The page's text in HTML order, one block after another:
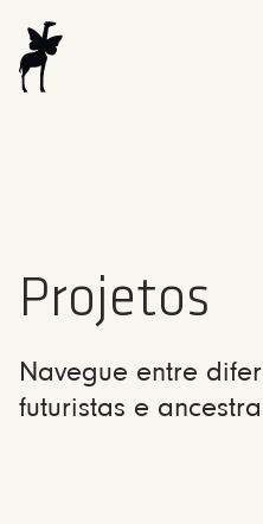
Projetos
Navegue entre
futuristas e